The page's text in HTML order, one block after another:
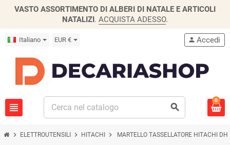
VASTO ASSORTIMENTO DI ALBERI DI NATALE E ARTICOLI
NATALIZI. ACQUISTA ADESSO.
Italiano EUR €
view_headline search
person Accedi
0
chevron_right ELETTROUTENSILI chevron_right HITACHI chevron_right MARTELLO TASSELLATORE HITACHI